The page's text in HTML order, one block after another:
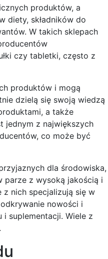
produktów, a
diety, składników do
W takich sklepach
czy tabletki, często z
produktów i mogą
dzielą się swoją wiedzą
a także
jednym z największych
co może być
dla środowiska,
parze z wysoką jakością i
nich specjalizują się w
nowości i
suplementacji. Wiele z